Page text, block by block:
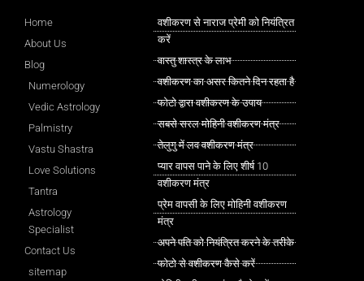
Home
About Us
Blog
Numerology
Vedic Astrology
Palmistry
Vastu Shastra
Love Solutions
Tantra
Astrology
Specialist
Contact Us
sitemap
वशीकरण से नाराज प्रेमी को नियंत्रित
करें
वास्तु शास्त्र के लाभ
वशीकरण का असर कितने दिन रहता है
फोटो द्वारा वशीकरण के उपाय
सबसे सरल मोहिनी वशीकरण मंत्र
तेलुगु में लव वशीकरण मंत्र
प्यार वापस पाने के लिए शीर्ष 10
वशीकरण मंत्र
प्रेम वापसी के लिए मोहिनी वशीकरण
मंत्र
अपने पति को नियंत्रित करने के तरीके
फोटो से वशीकरण कैसे करें